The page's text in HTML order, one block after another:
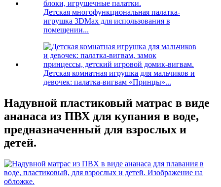
Детская многофункциональная палатка-
игрушка 3DMax для использования в
помещении...
Детская комнатная игрушка для мальчиков и
девочек: палатка-вигвам «Принцы»...
Надувной пластиковый матрас в виде
ананаса из ПВХ для купания в воде,
предназначенный для взрослых и
детей.